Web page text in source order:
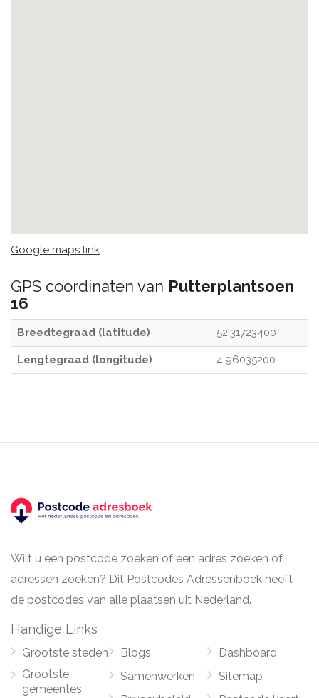
Google maps link
GPS coordinaten van Putterplantsoen
16
Breedtegraad (latitude) 52.31723400
Lengtegraad (longitude) 4.96035200
Wilt u een postcode zoeken of een adres zoeken of
adressen zoeken? Dit Postcodes Adressenboek heeft
de postcodes van alle plaatsen uit Nederland.
Handige Links
Grootste steden
Grootste
gemeentes
Blogs
Samenwerken
Dashboard
Sitemap